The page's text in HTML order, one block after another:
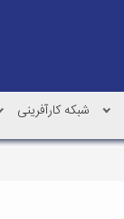
شبکه کارآفرینی